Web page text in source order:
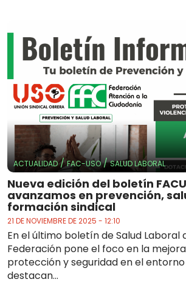
ACTUALIDAD/FAC-USO/SALUD LABORAL
Nueva edición del boletín
avanzamos en prevención,
formación sindical
21 DE NOVIEMBRE DE 2025 - 12:10
En el último boletín de Salud Laboral
Federación pone el foco en la
protección y seguridad en el
destacan...